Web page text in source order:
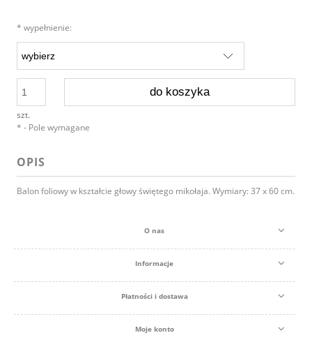
* wypełnienie:
szt.
do koszyka
* - Pole wymagane
OPIS
Balon foliowy w kształcie głowy świętego mikołaja. Wymiary: 37 x 60 cm.
O nas
Informacje
Płatności i dostawa
Moje konto